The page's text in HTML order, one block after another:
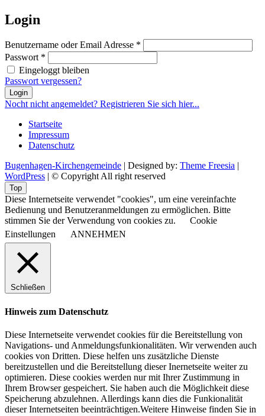
Login
Benutzername oder Email Adresse *
Passwort *
Eingeloggt bleiben
Passwort vergessen?
Login
Nocht nicht angemeldet? Registrieren Sie sich hier...
Startseite
Impressum
Datenschutz
Bugenhagen-Kirchengemeinde | Designed by: Theme Freesia |
WordPress | © Copyright All right reserved
Top
Diese Internetseite verwendet "cookies", um eine vereinfachte
Bedienung und Benutzeranmeldungen zu ermöglichen. Bitte
stimmen Sie der Verwendung von cookies zu.
Cookie
Einstellungen
ANNEHMEN
Schließen
Hinweis zum Datenschutz
Diese Internetseite verwendet cookies für die Bereitstellung von
Navigations- und Anmeldungsfunkionalitäten. Wir verwenden auch
cookies von Dritten. Diese helfen uns zusätzliche Dienste
bereitzustellen und die Bereitstellung dieser Inernetseite weiter zu
optimieren. Diese cookies werden nur mit Ihrer Zustimmung in
Ihrem Browser gespeichert. Sie haben auch die Möglichkeit diese
Speicherung abzulehnen. Allerdings kann dies die Funkionalität
dieser Internetseiten beeinträchtigen.Weitere Hinweise finden Sie in